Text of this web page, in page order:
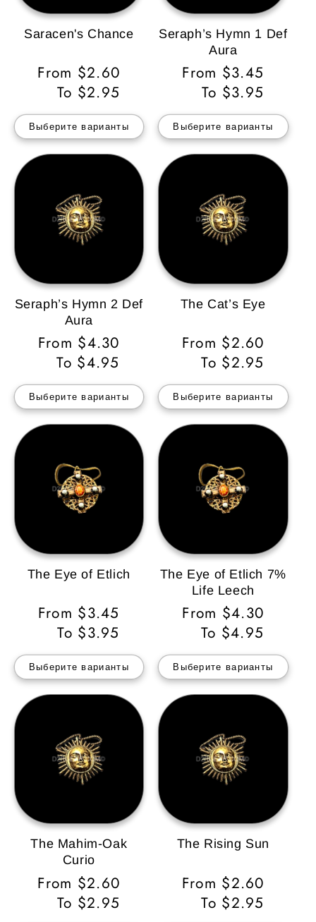
Saracen's Chance
Обычная
цена
From $2.60
To $2.95
Выберите варианты
Seraph’s Hymn 1 Def
Aura
Обычная
цена
From $3.45
To $3.95
Выберите варианты
Seraph’s Hymn 2 Def
Aura
Обычная
цена
From $4.30
To $4.95
Выберите варианты
The Cat’s Eye
Обычная
цена
From $2.60
To $2.95
Выберите варианты
The Eye of Etlich
Обычная
цена
From $3.45
To $3.95
Выберите варианты
The Eye of Etlich 7%
Life Leech
Обычная
цена
From $4.30
To $4.95
Выберите варианты
The Mahim-Oak
Curio
Обычная
цена
From $2.60
To $2.95
The Rising Sun
Обычная
цена
From $2.60
To $2.95